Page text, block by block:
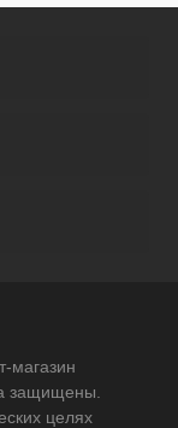
магазин
защищены.
целях